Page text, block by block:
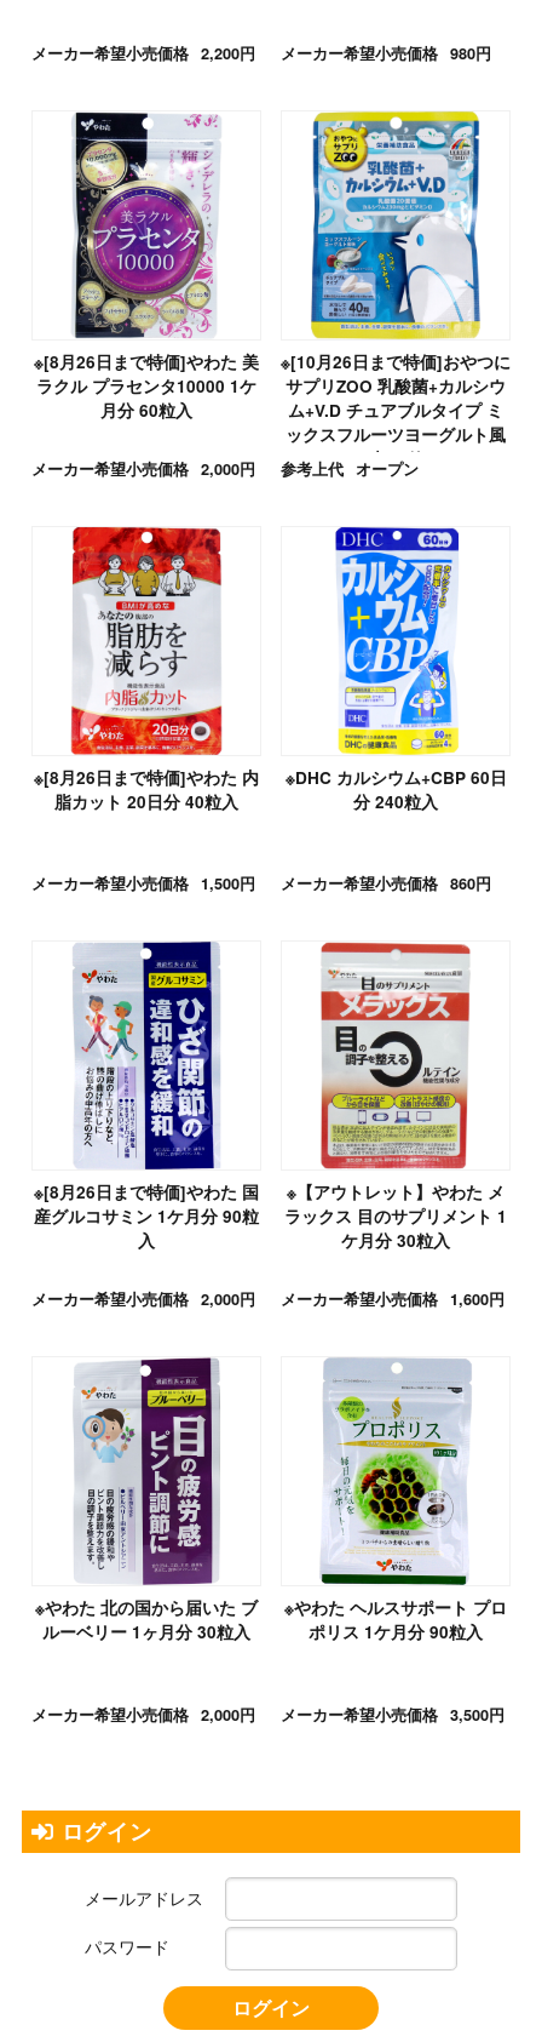
メーカー希望小売価格 2,200円 メーカー希望小売価格 980円
※[8月26日まで特価]やわた 美
ラクル プラセンタ10000 1ケ
月分 60粒入
メーカー希望小売価格 2,000円
※[10月26日まで特価]おやつに
サプリZOO 乳酸菌+カルシウ
ム+V.D チュアブルタイプ ミ
ックスフルーツヨーグルト風
味 40粒
参考上代 オープン
※[8月26日まで特価]やわた 内
脂カット 20日分 40粒入
メーカー希望小売価格 1,500円
※DHC カルシウム+CBP 60日
分 240粒入
メーカー希望小売価格 860円
※[8月26日まで特価]やわた 国
産グルコサミン 1ケ月分 90粒
入
メーカー希望小売価格 2,000円
※【アウトレット】やわた メ
ラックス 目のサプリメント 1
ケ月分 30粒入
メーカー希望小売価格 1,600円
※やわた 北の国から届いた ブ
ルーベリー 1ヶ月分 30粒入
メーカー希望小売価格 2,000円
※やわた ヘルスサポート プロ
ポリス 1ケ月分 90粒入
メーカー希望小売価格 3,500円
ログイン
メールアドレス
パスワード
ログイン